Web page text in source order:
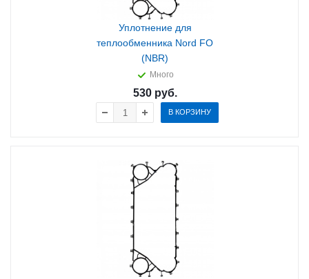
Уплотнение для
теплообменника Nord FO
(NBR)
Много
530руб.
В КОРЗИНУ